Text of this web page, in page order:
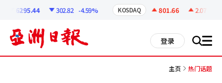
6295.44 302.82 -4.59% KOSDAQ 801.66 2.07
登录 搜 all
主页 热门话题